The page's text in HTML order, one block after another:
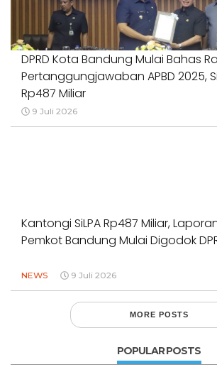
DPRD Kota Bandung Mulai Bahas
Pertanggungjawaban APBD 2025,
Rp487 Miliar
9 Juli 2026
Kantongi SiLPA Rp487 Miliar,
Pemkot Bandung Mulai Digodok
NEWS 9 Juli 2026
MORE POSTS
POPULAR POSTS